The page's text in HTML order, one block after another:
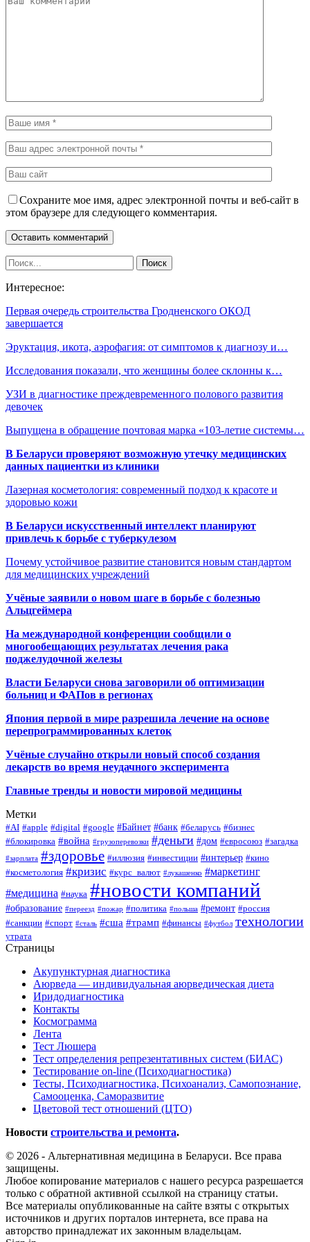
Сохраните мое имя, адрес электронной почты и веб-сайт в
этом браузере для следующего комментария.
Интересное:
Первая очередь строительства Гродненского ОКОД
завершается
Эруктация, икота, аэрофагия: от симптомов к диагнозу и…
Исследования показали, что женщины более склонны к…
УЗИ в диагностике преждевременного полового развития
девочек
Выпущена в обращение почтовая марка «103-летие системы…
В Беларуси проверяют возможную утечку медицинских
данных пациентки из клиники
Лазерная косметология: современный подход к красоте и
здоровью кожи
В Беларуси искусственный интеллект планируют
привлечь к борьбе с туберкулезом
Почему устойчивое развитие становится новым стандартом
для медицинских учреждений
Учёные заявили о новом шаге в борьбе с болезнью
Альцгеймера
На международной конференции сообщили о
многообещающих результатах лечения рака
поджелудочной железы
Власти Беларуси снова заговорили об оптимизации
больниц и ФАПов в регионах
Япония первой в мире разрешила лечение на основе
перепрограммированных клеток
Учёные случайно открыли новый способ создания
лекарств во время неудачного эксперимента
Главные тренды и новости мировой медицины
Метки
#AI #apple #digital #google #Байнет #банк #беларусь #бизнес
#блокировка #война #грузоперевозки #деньги #дом #евросоюз #загадка
#зарплата #здоровье #иллюзия #инвестиции #интерьер #кино
#косметология #кризис #курс_валют #лукашенко #маркетинг
#медицина #наука #новости компаний
#образование #переезд #пожар #политика #польша #ремонт #россия
#санкции #спорт #сталь #сша #трамп #финансы #футбол технологии
утрата
Страницы
Акупунктурная диагностика
Аюрведа — индивидуальная аюрведическая диета
Иридодиагностика
Контакты
Космограмма
Лента
Тест Люшера
Тест определения репрезентативных систем (БИАС)
Тестирование on-line (Психодиагностика)
Тесты, Психодиагностика, Психоанализ, Самопознание,
Самооценка, Саморазвитие
Цветовой тест отношений (ЦТО)
Новости строительства и ремонта.
© 2026 - Альтернативная медицина в Беларуси. Все права
защищены.
Любое копирование материалов с нашего ресурса разрешается
только с обратной активной ссылкой на страницу статьи.
Все материалы опубликованные на сайте взяты с открытых
источников и других порталов интернета, все права на
авторство принадлежат их законным владельцам.